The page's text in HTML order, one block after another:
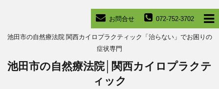
072-752-3702
お問合せ
池田市の自然療法院 関西カイロプラクティック「治らない」でお困りの
症状専門
池田市の自然療法院│関西カイロプラクテ
ィック